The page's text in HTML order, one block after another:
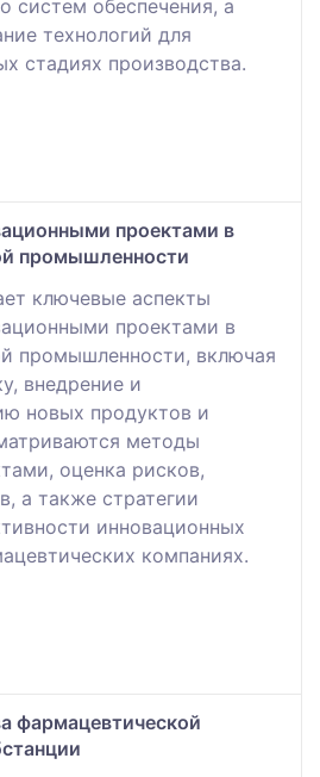
систем обеспечения, а
технологий для
стадиях производства.
проектами в
промышленности
ключевые аспекты
проектами в
промышленности, включая
внедрение и
новых продуктов и
методы
оценка рисков,
а также стратегии
инновационных
компаниях.
фармацевтической